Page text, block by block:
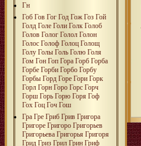
Гн
Гоб Гов Гог Год Гож Гоз Гой
Голд Голе Голи Голк Голоб
Голов Голог Голол Голон
Голос Голоф Голоц Голощ
Голу Голы Голь Голю Голя
Гом Гон Гоп Гора Горб Горба
Горбе Горби Горбо Горбу
Горбы Горд Горе Гори Горк
Горл Горн Горо Горс Горч
Горш Горь Горю Горя Гоф
Гох Гоц Гоч Гош
Гра Гре Гриб Грив Григора
Григоре Григоро Григорьев
Григорьева Григорья Григоря
Грид Гриз Грил Грин Гриф